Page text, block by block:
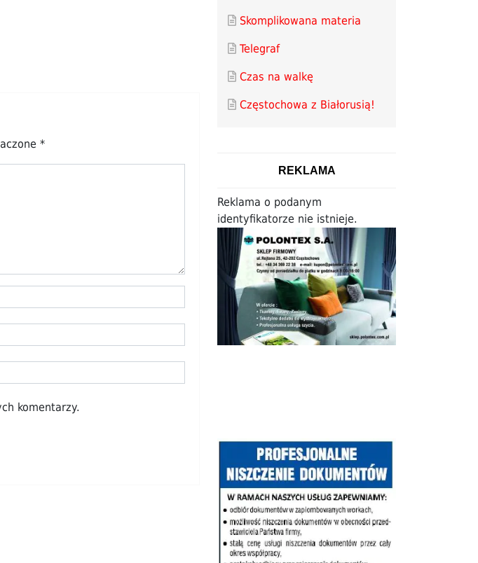
*
komentarzy.
Skomplikowana materia
Telegraf
Czas na walkę
Częstochowa z Białorusią!
REKLAMA
Reklama o podanym
identyfikatorze nie istnieje.